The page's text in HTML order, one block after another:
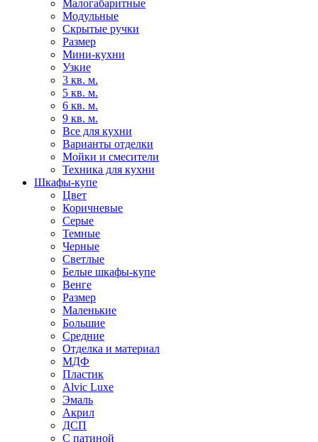
Малогабаритные
Модульные
Скрытые ручки
Размер
Мини-кухни
Узкие
3 кв. м.
5 кв. м.
6 кв. м.
9 кв. м.
Все для кухни
Варианты отделки
Мойки и смесители
Техника для кухни
Шкафы-купе
Цвет
Коричневые
Серые
Темные
Черные
Светлые
Белые шкафы-купе
Венге
Размер
Маленькие
Большие
Средние
Отделка и материал
МДФ
Пластик
Alvic Luxe
Эмаль
Акрил
ДСП
С патиной